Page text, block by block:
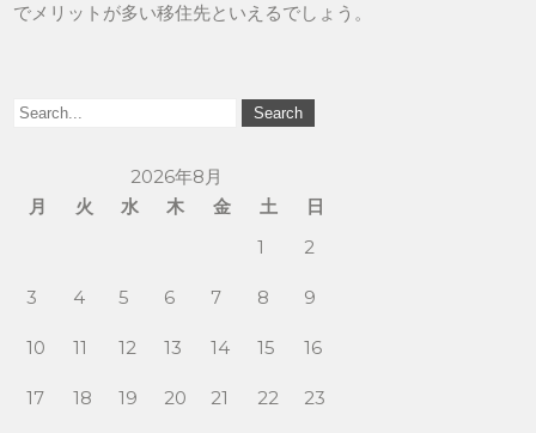
でメリットが多い移住先といえるでしょう。
2026年8月
月
火 水 木 金 土
日
1
2
3 4 5 6 7 8 9
10 11 12 13 14 15 16
17 18 19 20 21 22 23